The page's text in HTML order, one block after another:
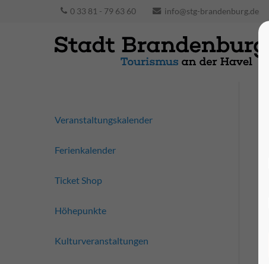
0 33 81 - 79 63 60 info@stg-brandenburg.de
Veranstaltungskalender
Ferienkalender
Ticket Shop
Höhepunkte
Kulturveranstaltungen